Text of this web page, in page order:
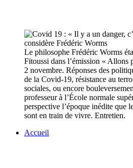
Le philosophe Frédéric Worms
Fitoussi dans l’émission « Allons
2 novembre. Réponses des
de la Covid-19, résistance au
sociales, ou encore
professeur à l’École normale
perspective l’époque inédite que
sont en train de vivre. Entretien.
Accueil